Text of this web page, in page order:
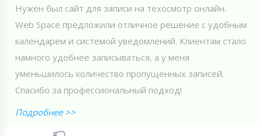
Нужен был сайт для записи на техосмотр онлайн.
Web Spaсe предложили отличное решение с удобным
календарем и системой уведомлений. Клиентам стало
намного удобнее записываться, а у меня
уменьшилось количество пропущенных записей.
Спасибо за профессиональный подход!
Подробнее >>